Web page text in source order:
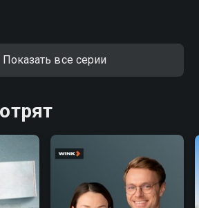
Показать все серии